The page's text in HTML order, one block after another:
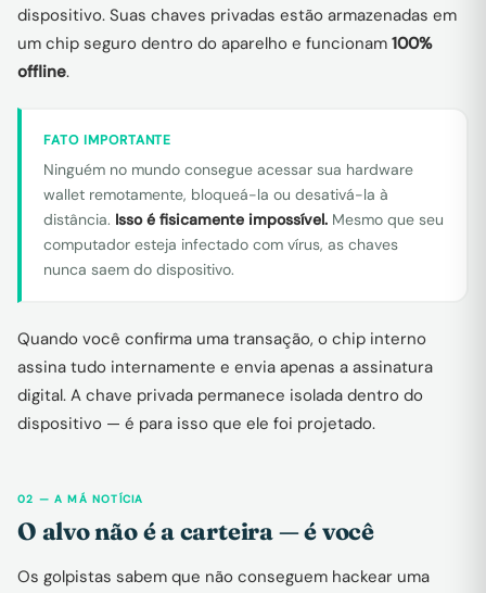
dispositivo. Suas chaves privadas estão armazenadas em
um chip seguro dentro do aparelho e funcionam 100%
offline.
FATO IMPORTANTE
Ninguém no mundo consegue acessar sua hardware
wallet remotamente, bloqueá-la ou desativá-la à
distância. Isso é fisicamente impossível. Mesmo que seu
computador esteja infectado com vírus, as chaves
nunca saem do dispositivo.
Quando você confirma uma transação, o chip interno
assina tudo internamente e envia apenas a assinatura
digital. A chave privada permanece isolada dentro do
dispositivo — é para isso que ele foi projetado.
02 — A MÁ NOTÍCIA
O alvo não é a carteira — é você
Os golpistas sabem que não conseguem hackear uma